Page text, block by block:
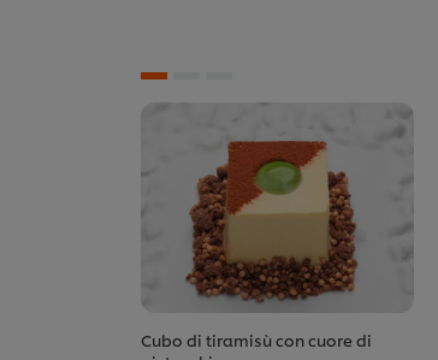
Cubo di tiramisù con cuore di